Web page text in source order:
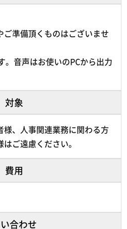
準備頂くものはございませ
。音声はお使いのPCから出力
対象
様、人事関連業務に関わる方
ご遠慮ください。
費用
合わせ